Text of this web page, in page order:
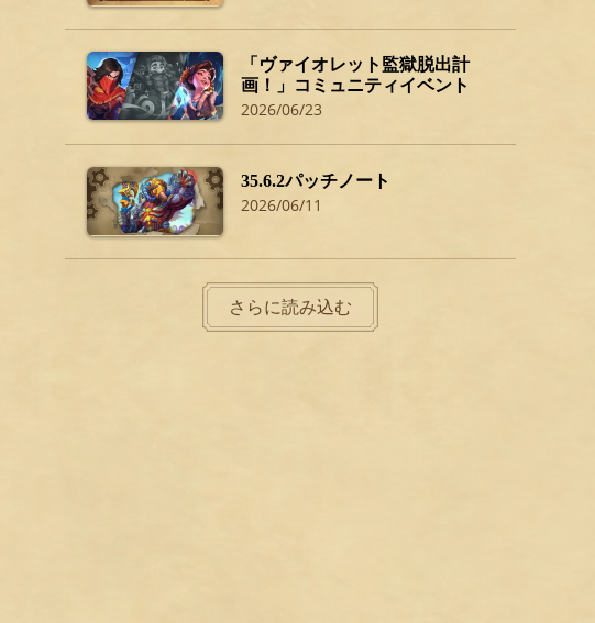
「ヴァイオレット監獄脱出計
画！」コミュニティイベント
2026/06/23
35.6.2パッチノート
2026/06/11
さらに読み込む